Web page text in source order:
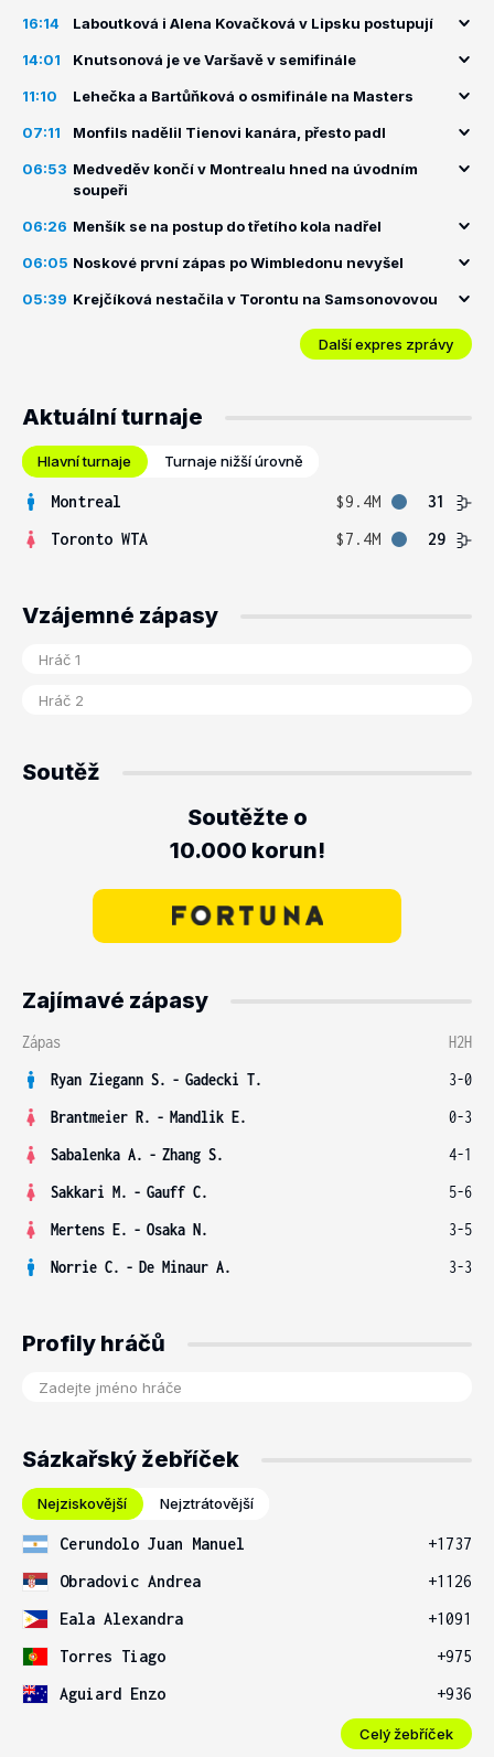
16:14 Laboutková i Alena Kovačková v Lipsku postupují
14:01 Knutsonová je ve Varšavě v semifinále
11:10 Lehečka a Bartůňková o osmifinále na Masters
07:11 Monfils nadělil Tienovi kanára, přesto padl
06:53 Medveděv končí v Montrealu hned na úvodním
soupeři
06:26 Menšík se na postup do třetího kola nadřel
06:05 Noskové první zápas po Wimbledonu nevyšel
05:39 Krejčíková nestačila v Torontu na Samsonovovou
Další expres zprávy
Aktuální turnaje
Hlavní turnaje Turnaje nižší úrovně
Montreal $9.4M
31
Toronto WTA
$7.4M 29
Vzájemné zápasy
Soutěž
Soutěžte o
10.000 korun!
Zajímavé zápasy
Zápas
H2H
Ryan Ziegann S. - Gadecki T.
3-0
Brantmeier R. - Mandlik E.
0-3
Sabalenka A. - Zhang S.
4-1
Sakkari M. - Gauff C.
5-6
Mertens E. - Osaka N.
3-5
Norrie C. - De Minaur A. 3-3
Profily hráčů
Sázkařský žebříček
Nejziskovější Nejztrátovější
Cerundolo Juan Manuel
+1737
Obradovic Andrea
+1126
Eala Alexandra
+1091
Torres Tiago
+975
Aguiard Enzo
+936
Celý žebříček